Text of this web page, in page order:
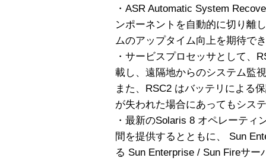
・ASR Automatic System
ンポーネントを自動的に切り離
ムのアップタイム向上を期待で
・サービスプロセッサとして、
載し、遠隔地からのシステム監
また、RSC2 はバッテリによる
が失われた場合にあってもシス
・最新のSolaris 8 オペレーティ
間を提供するとともに、 Sun
る Sun Enterprise / Sun Fireサ